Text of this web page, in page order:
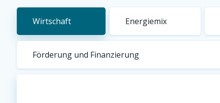
Wirtschaft Energiemix
Förderung und Finanzierung